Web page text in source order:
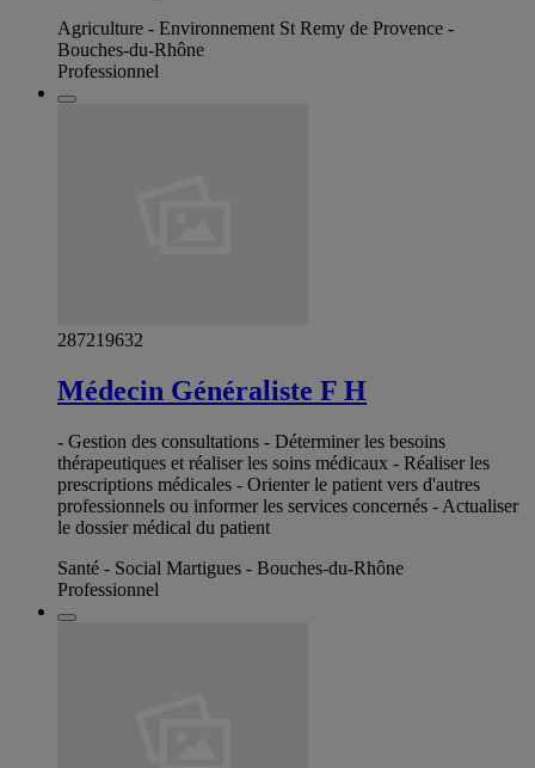
Agriculture - Environnement St Remy de Provence -
Bouches-du-Rhône
Professionnel
287219632
Médecin Généraliste F H
- Gestion des consultations - Déterminer les besoins
thérapeutiques et réaliser les soins médicaux - Réaliser les
prescriptions médicales - Orienter le patient vers d'autres
professionnels ou informer les services concernés - Actualiser
le dossier médical du patient
Santé - Social Martigues - Bouches-du-Rhône
Professionnel